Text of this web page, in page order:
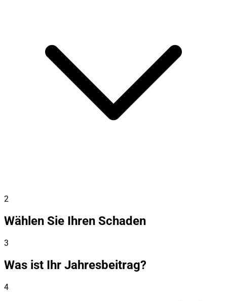
2
Wählen Sie Ihren Schaden
3
Was ist Ihr Jahresbeitrag?
4